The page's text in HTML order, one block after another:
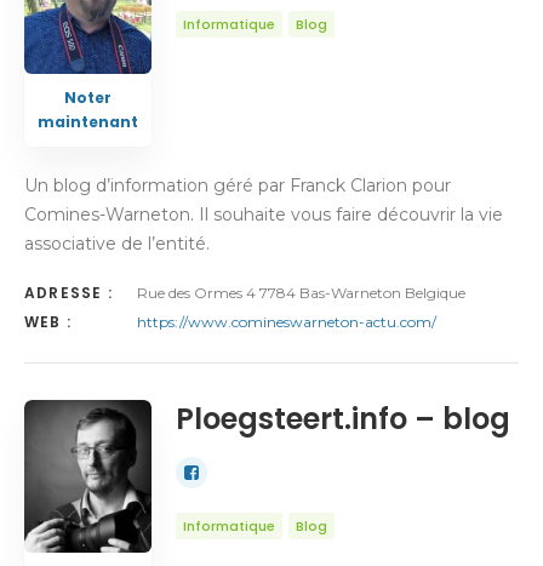
Noter
maintenant
Informatique Blog
Un blog d’information géré par Franck Clarion pour
Comines-Warneton. Il souhaite vous faire découvrir la vie
associative de l’entité.
ADRESSE : Rue des Ormes 4 7784 Bas-Warneton Belgique
WEB : https://www.comineswarneton-actu.com/
Ploegsteert.info – blog
Informatique Blog